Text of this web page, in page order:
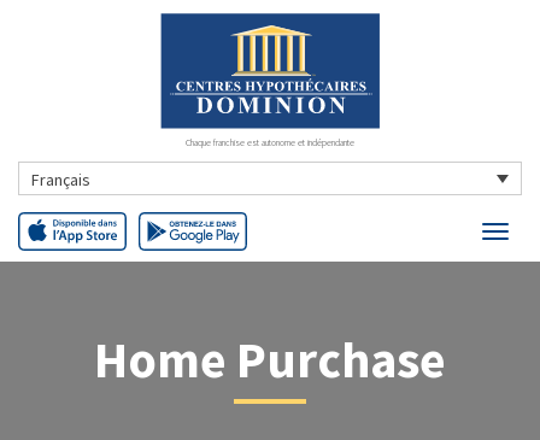
Chaque franchise est autonome et indépendante
Français
Home Purchase